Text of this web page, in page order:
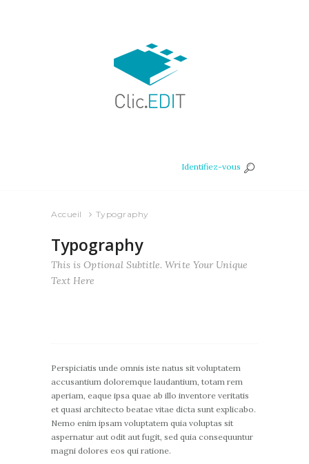
Identifiez-vous
Accueil Typography
Typography
This is Optional Subtitle. Write Your Unique
Text Here
H1 Heading
Perspiciatis unde omnis iste natus sit voluptatem
accusantium doloremque laudantium, totam rem
aperiam, eaque ipsa quae ab illo inventore veritatis
et quasi architecto beatae vitae dicta sunt explicabo.
Perspiciatis unde omnis iste natus sit voluptatem
accusantium doloremque laudantium, totam rem
aperiam, eaque ipsa quae ab illo inventore veritatis
et quasi architecto beatae vitae dicta sunt explicabo.
Nemo enim ipsam voluptatem quia voluptas sit
aspernatur aut odit aut fugit, sed quia consequuntur
magni dolores eos qui ratione.